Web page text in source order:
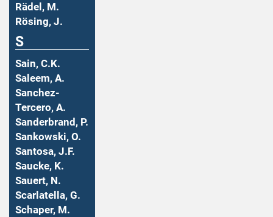
Rädel, M.
Rösing, J.
S
Sain, C.K.
Saleem, A.
Sanchez-
Tercero, A.
Sanderbrand, P.
Sankowski, O.
Santosa, J.F.
Saucke, K.
Sauert, N.
Scarlatella, G.
Schaper, M.